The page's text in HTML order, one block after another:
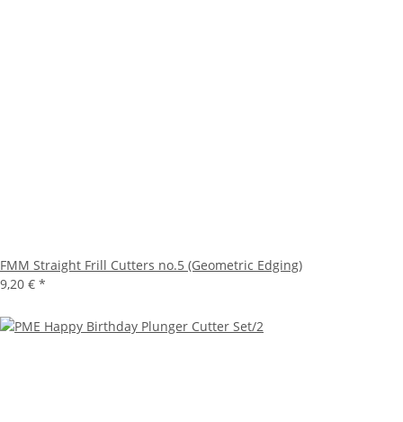
FMM Straight Frill Cutters no.5 (Geometric Edging)
9,20 € *